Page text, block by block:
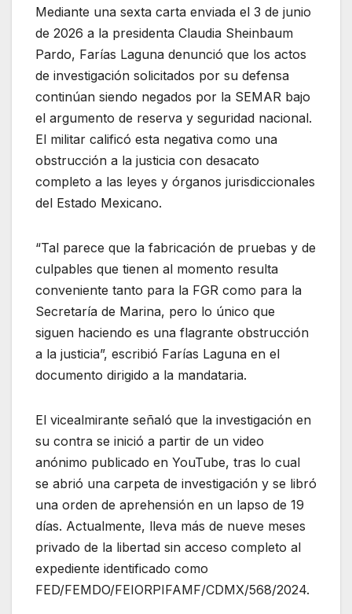
Mediante una sexta carta enviada el 3 de junio
de 2026 a la presidenta Claudia Sheinbaum
Pardo, Farías Laguna denunció que los actos
de investigación solicitados por su defensa
continúan siendo negados por la SEMAR bajo
el argumento de reserva y seguridad nacional.
El militar calificó esta negativa como una
obstrucción a la justicia con desacato
completo a las leyes y órganos jurisdiccionales
del Estado Mexicano.
“Tal parece que la fabricación de pruebas y de
culpables que tienen al momento resulta
conveniente tanto para la FGR como para la
Secretaría de Marina, pero lo único que
siguen haciendo es una flagrante obstrucción
a la justicia”, escribió Farías Laguna en el
documento dirigido a la mandataria.
El vicealmirante señaló que la investigación en
su contra se inició a partir de un video
anónimo publicado en YouTube, tras lo cual
se abrió una carpeta de investigación y se libró
una orden de aprehensión en un lapso de 19
días. Actualmente, lleva más de nueve meses
privado de la libertad sin acceso completo al
expediente identificado como
FED/FEMDO/FEIORPIFAMF/CDMX/568/2024.